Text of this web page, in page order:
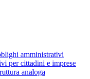
amministrativi
per cittadini e imprese
analoga